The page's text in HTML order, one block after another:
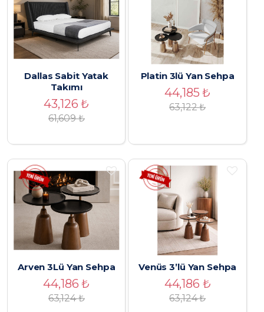
Dallas Sabit Yatak
Takımı
43,126₺
61,609₺
Platin 3lü Yan Sehpa
44,185₺
63,122₺
Arven 3Lü Yan Sehpa
44,186₺
63,124₺
Venüs 3’lü Yan Sehpa
44,186 ₺
63,124₺